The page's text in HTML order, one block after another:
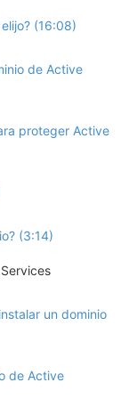
(16:08)
de Active
proteger Active
(3:14)
un dominio
de Active